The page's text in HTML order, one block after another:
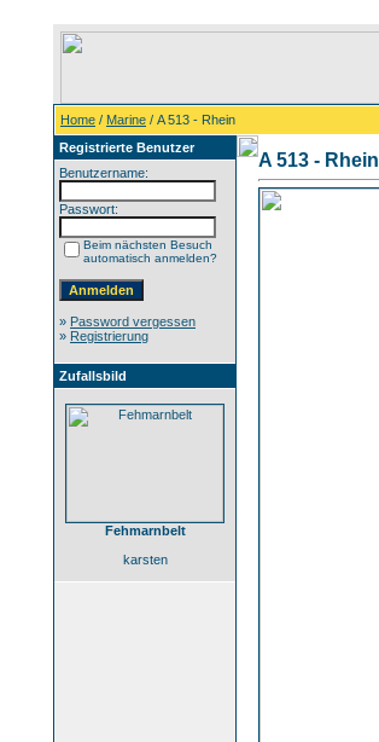
Home / Marine / A 513 - Rhein
Registrierte Benutzer
Benutzername:
Passwort:
Beim nächsten Besuch
automatisch anmelden?
» Password vergessen
» Registrierung
Zufallsbild
Fehmarnbelt
karsten
A 513 - Rhein